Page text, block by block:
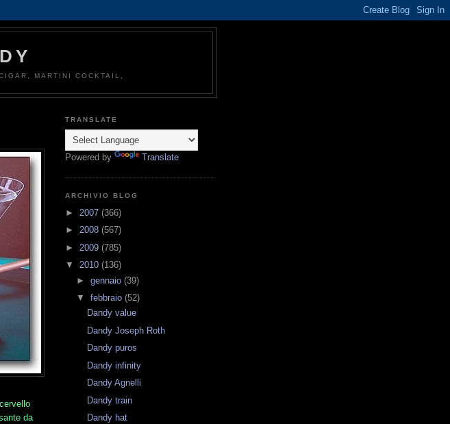
MARTINI COCKTAIL,
da
TRANSLATE
Powered by Translate
ARCHIVIO BLOG
► 2007 (366)
► 2008 (567)
► 2009 (785)
▼ 2010 (136)
► gennaio (39)
▼ febbraio (52)
Dandy value
Dandy Joseph Roth
Dandy puros
Dandy infinity
Dandy Agnelli
Dandy train
Dandy hat